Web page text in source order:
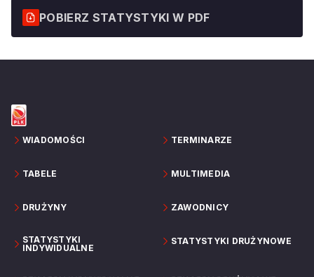
POBIERZ STATYSTYKI W PDF
WIADOMOŚCI TERMINARZE
TABELE MULTIMEDIA
DRUŻYNY ZAWODNICY
STATYSTYKI
INDYWIDUALNE
STATYSTYKI DRUŻYNOWE